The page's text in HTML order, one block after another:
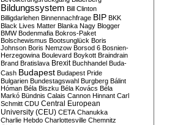
Bildungssystem Bill Clinton
Billigdarlehen Binnennachfrage BIP BKK
Black Lives Matter Blanka Nagy Blogger
BMW Bodenmafia Bokros-Paket
Bolschewismus Bootsunglück Boris
Johnson Boris Nemzow Borsod 6 Bosnien-
Herzegowina Boulevard Boykott Braindrain
Brand Bratislava Brexit Buchhandel Buda-
Cash Budapest Budapest Pride
Bulgarien Bundestagswahl Burgberg Bálint
Hóman Béla Biszku Béla Kovács Béla
Markó Bündnis Calais Cannon Hinnant Carl
Schmitt CDU Central European
University (CEU) CETA Chanukka
Charlie Hebdo Charlottesville Chemnitz